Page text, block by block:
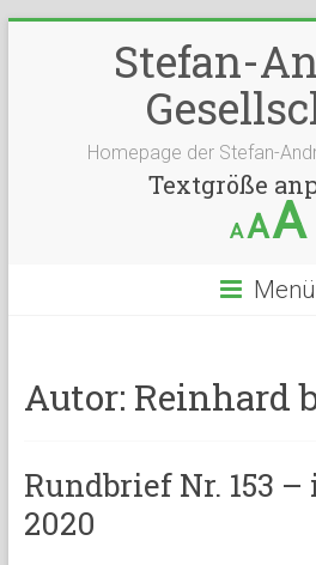
Stefan-
Homepage der Stefan-
Textgröße
AAA
Menü
Autor: Reinhard
Rundbrief Nr. 153
2020